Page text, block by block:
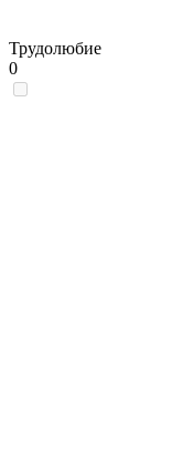
Трудолюбие
0